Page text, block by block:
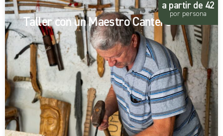
Taller con un Maestro Cantero
a partir de 42
por persona